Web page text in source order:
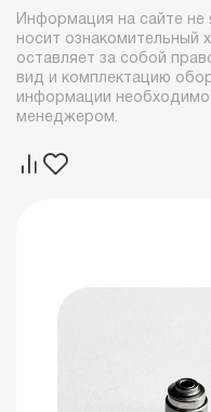
Информация на сайте не
носит ознакомительный
оставляет за собой
вид и комплектацию
информации необходимо
менеджером.